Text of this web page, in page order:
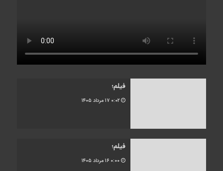
فیلم؛
۱۷ مرداد ۱۴۰۵
فیلم؛
۱۶ مرداد ۱۴۰۵